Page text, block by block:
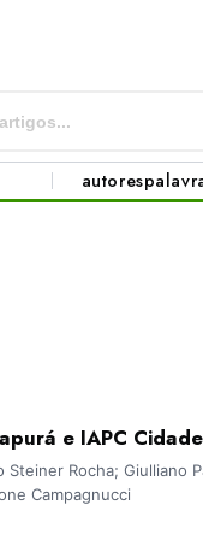
autores
e IAPC
Rocha; Giulliano
Campagnucci